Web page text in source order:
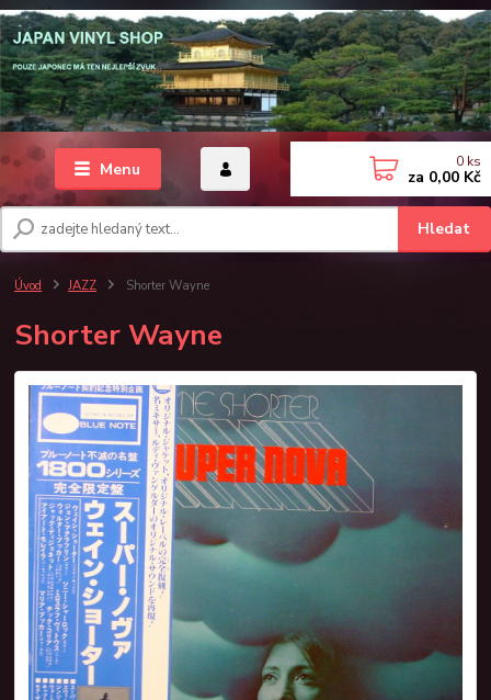
Menu
Hledat
0 ks
za 0,00 Kč
Úvod JAZZ Shorter Wayne
Shorter Wayne